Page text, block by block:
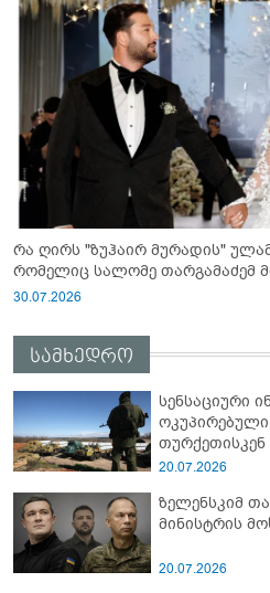
რა ღირს "ზუჰაირ მურადის" ულამაზესი საქორწინო კაბა,
რომელიც სალომე თარგამაძემ
30.07.2026
სამხედრო
სენსაციური
სამიტი
20.07.2026
ზელენსკიმ
მინისტრის
20.07.2026